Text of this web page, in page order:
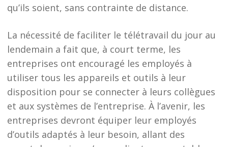
qu’ils soient, sans contrainte de distance.
La nécessité de faciliter le télétravail du jour au
lendemain a fait que, à court terme, les
entreprises ont encouragé les employés à
utiliser tous les appareils et outils à leur
disposition pour se connecter à leurs collègues
et aux systèmes de l’entreprise. À l’avenir, les
entreprises devront équiper leur employés
d’outils adaptés à leur besoin, allant des